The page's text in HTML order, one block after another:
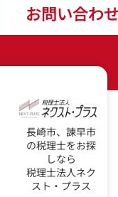
お問い合わ
長崎市、諫早市
の税理士をお探
しなら
税理士法人ネク
スト・プラス